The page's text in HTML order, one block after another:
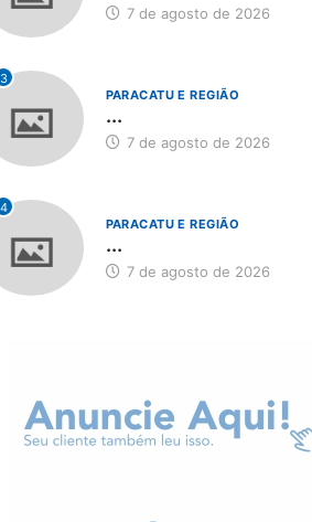
7 de agosto de 2026
3
PARACATU E REGIÃO
...
7 de agosto de 2026
4
PARACATU E REGIÃO
...
7 de agosto de 2026